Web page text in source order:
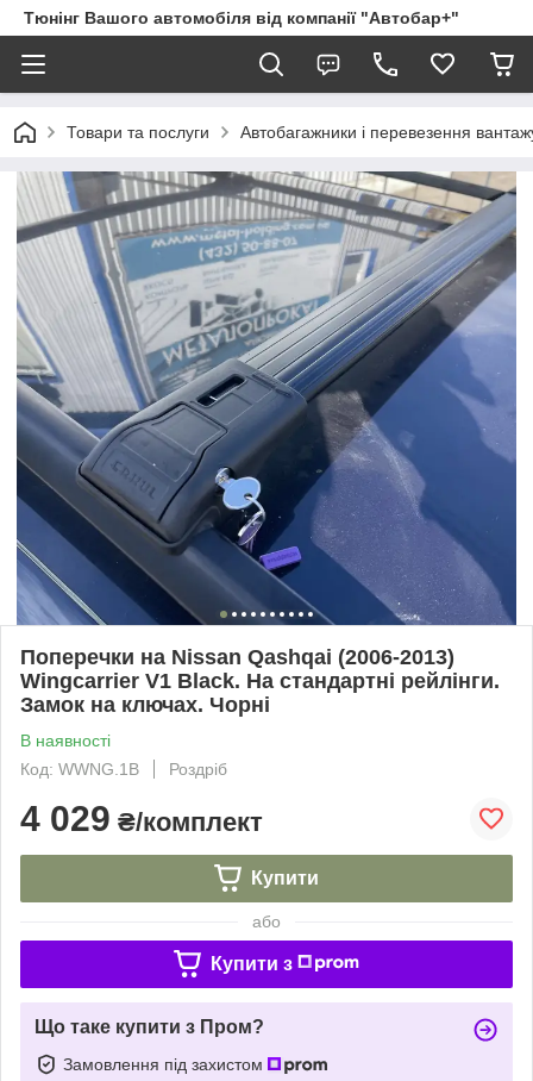
Тюнінг Вашого автомобіля від компанії "Автобар+"
Товари та послуги Автобагажники і перевезення
Поперечки на Nissan Qashqai (2006-2013)
Wingcarrier V1 Black. На стандартні рейлінги.
Замок на ключах. Чорні
В наявності
Код: WWNG.1B
Роздріб
4 029 ₴/комплект
Купити
або
Купити з
Що таке купити з Пром?
Замовлення під захистом